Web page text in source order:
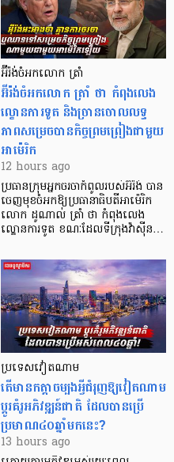
អ៊ីរ៉ង់ចំអកលោក ត្រាំ
អ៊ីរ៉ង់ចំអកលោក ត្រាំ ថា កំពុងលេង
ល្ខោនការទូត និងច្រានចោលលទ្ធ
ភាពសម្រេចបានកិច្ចព្រមព្រៀងជាមួយ
អាម៉េរិក
12 hours ago
ប្រធានក្រុមអ្នកចរចាកំពូលរបស់អ៊ីរ៉ង់ បាន
ចេញមុខចំអកឱ្យប្រធានាធិបតីអាម៉េរិក
លោក ដូណាល់ ត្រាំ ថា កំពុងលេង
ល្ខោនការទូត ខណៈដែលទីក្រុងវ៉ាស៊ីន…
ប្រទេសវៀតណាម
តើមានកត្តាចម្បងអ្វីជំរុញឱ្យវៀតណាម
ប្តូរគំរូអភិវឌ្ឍន៍ជាតិ ដែលបានប្រើ
ប្រមាណ៤០ឆ្នាំមកនេះ?
13 hours ago